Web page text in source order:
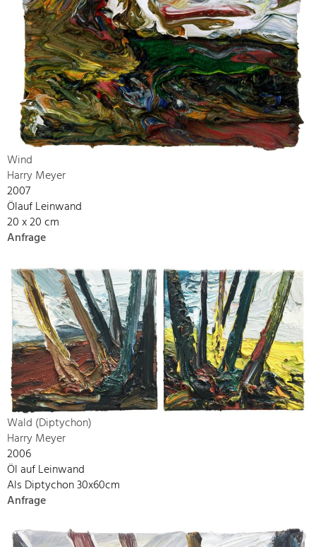
Wind
Harry Meyer
2007
Ölauf Leinwand
20 x 20 cm
Anfrage
Wald (Diptychon)
Harry Meyer
2006
Öl auf Leinwand
Als Diptychon 30x60cm
Anfrage